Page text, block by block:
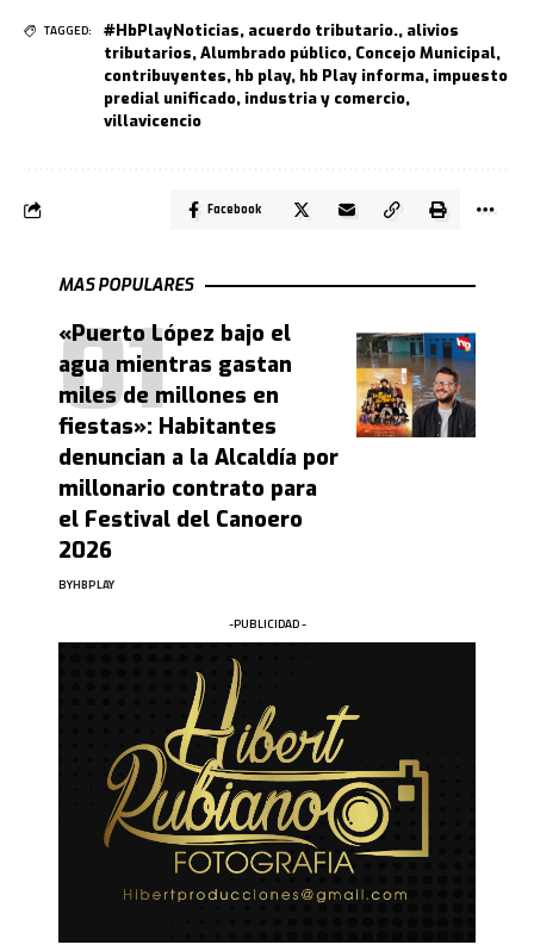
TAGGED: #HbPlayNoticias, acuerdo tributario., alivios
tributarios,Alumbrado público, Concejo Municipal,
contribuyentes, hb play, hb Play informa, impuesto
predial unificado, industria y comercio,
villavicencio
Facebook
MAS POPULARES
«Puerto López bajo el
agua mientras gastan
miles de millones en
fiestas»: Habitantes
denuncian a la Alcaldía por
millonario contrato para
el Festival del Canoero
2026
BYHBPLAY
-PUBLICIDAD -